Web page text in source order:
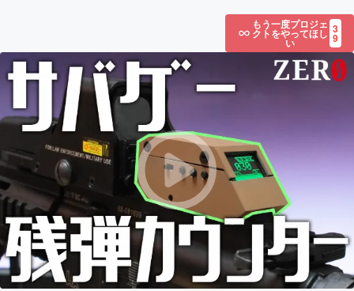
もう一度プロジェ
クトをやってほし
い
3
9